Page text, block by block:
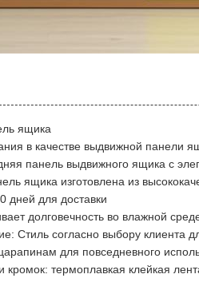
ящика
в качестве выдвижной панели
панель выдвижного ящика с
ящика изготовлена ​​из
дней для доставки
долговечность во влажной
Стиль согласно выбору клиента
для повседневного
кромок: термоплавкая клейкая